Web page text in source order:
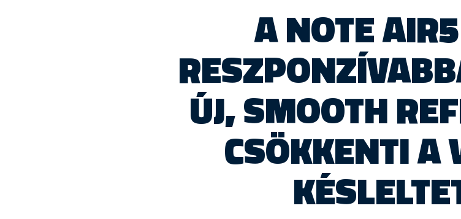
A NOTE
ÚJ, SMOOTH
CSÖKKENTI A